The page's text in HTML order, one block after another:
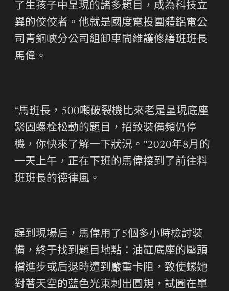
了生孩子中呈現的諸多題目，成為科技立
異的佼佼者。他就是國度電投團體鋁電公
司青銅峽分公司組卸車間維護修繕班班長
馬偉。
“馬班長，500噸破裂機比來老是呈現底座
緊固螺栓松動的題目，招致裝備頻仍停
機，你快來了解一下狀況。”2020年8月的
一天上午，正在下班的馬偉接到了前往料
班班長的德律風。
趕到現場后，馬偉用了5個多小時檢討裝
備，終于找到題目地點：油缸底座的壓頭
檔進步或后退時遭到嚴重卡阻，致使螺她
對著天空的藍色光束刺出圓規，試圖在單